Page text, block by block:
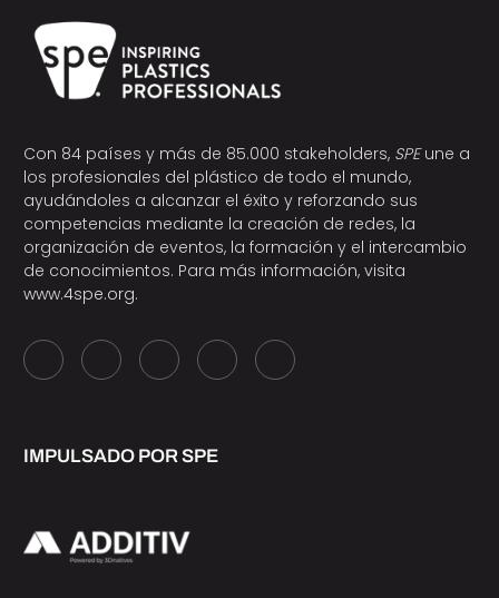
Con 84 países y más de 85.000 stakeholders, SPEune a
los profesionales del plástico de todo el mundo,
ayudándoles a alcanzar el éxito y reforzando sus
competencias mediante la creación de redes, la
organización de eventos, la formación y el intercambio
de conocimientos. Para más información, visita
www.4spe.org.
IMPULSADO POR SPE